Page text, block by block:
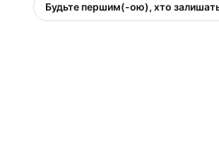
Будьте першим(-ою), хто